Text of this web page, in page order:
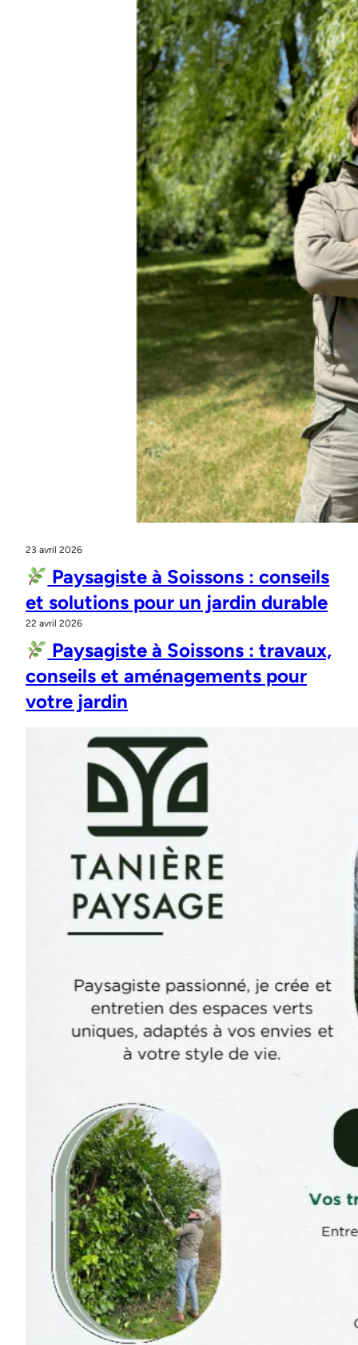
23 avril 2026
Paysagiste à Soissons : conseils
et solutions pour un jardin durable
22 avril 2026
Paysagiste à Soissons : travaux,
conseils et aménagements pour
votre jardin